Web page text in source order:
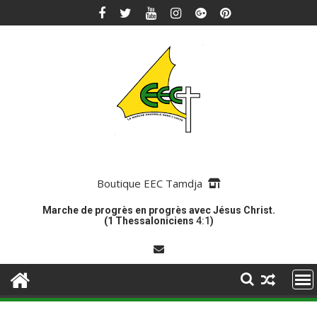
to
Boutique EEC Tamdja
Marche de progrès en progrès avec Jésus Christ.
(1 Thessaloniciens 4:1)